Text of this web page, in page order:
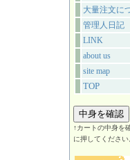
大量注文に
管理人日記
LINK
about us
site map
TOP
↑カートの中身を
に押してください